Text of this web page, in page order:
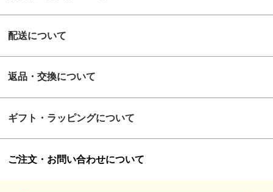
配送について
返品・交換について
ギフト・ラッピングについて
ご注文・お問い合わせについて